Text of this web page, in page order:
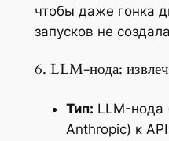
чтобы даже гонка
запусков не
6. LLM-нода:
Тип: LLM-нода
Anthropic) к